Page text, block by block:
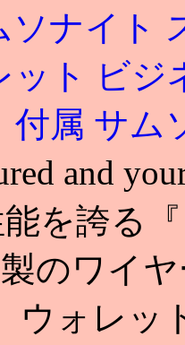
ソナイト
ット ビ
付属 サム
and
を誇る
のワイ
ウォレ